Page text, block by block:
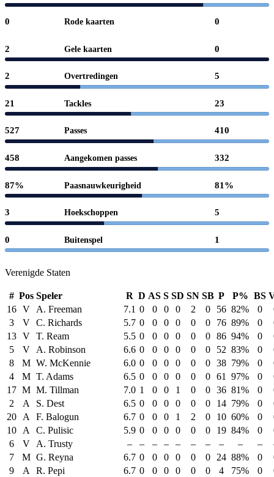
0 Rode kaarten 0
2 Gele kaarten 0
2 Overtredingen 5
21 Tackles 23
527 Passes 410
458 Aangekomen passes 332
87% Paasnauwkeurigheid 81%
3 Hoekschoppen 5
0 Buitenspel 1
Verenigde Staten
# Pos Speler R D AS S SD SN SB P P% BS
16 V A. Freeman 7.1 0 0 0 0 2 0 56 82% 0
3
V C. Richards 5.7 0 0 0 0 0 0 76 89% 0
13 V T. Ream 5.5 0 0 0 0 0 0 86 94% 0
5
V A. Robinson 6.6 0 0 0 0 0 0 52 83% 0
8
M W. McKennie 6.0 0 0 0 0 0 0 38 79% 0
4
M T. Adams 6.5 0 0 0 0 0 0 61 97% 0
17 M M. Tillman 7.0 1 0 0 1 0 0 36 81% 0
2
A S. Dest 6.5 0 0 0 0 0 0 14 79% 0
20
A F. Balogun 6.7 0 0 0 1 2 0 10 60% 0
10
A C. Pulisic 5.9 0 0 0 0 0 0 19 84% 0
6
V A. Trusty – – – – – – – – – –
7
M G. Reyna 6.7 0 0 0 0 0 0 24 88% 0
9
A R. Pepi 6.7 0 0 0 0 0 0 4 75% 0